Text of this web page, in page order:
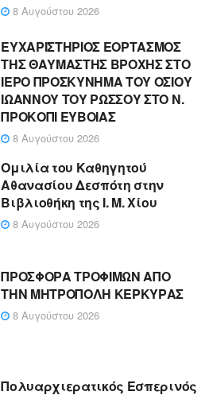
8 Αυγούστου 2026
ΕΥΧΑΡΙΣΤΗΡΙΟΣ ΕΟΡΤΑΣΜΟΣ
ΤΗΣ ΘΑΥΜΑΣΤΗΣ ΒΡΟΧΗΣ ΣΤΟ
ΙΕΡΟ ΠΡΟΣΚΥΝΗΜΑ ΤΟΥ ΟΣΙΟΥ
ΙΩΑΝΝΟΥ ΤΟΥ ΡΩΣΣΟΥ ΣΤΟ Ν.
ΠΡΟΚΟΠΙ ΕΥΒΟΙΑΣ
8 Αυγούστου 2026
Ομιλία του Καθηγητού
Αθανασίου Δεσπότη στην
Βιβλιοθήκη της Ι. Μ. Χίου
8 Αυγούστου 2026
ΠΡΟΣΦΟΡΑ ΤΡΟΦΙΜΩΝ ΑΠΟ
ΤΗΝ ΜΗΤΡΟΠΟΛΗ ΚΕΡΚΥΡΑΣ
8 Αυγούστου 2026
Πολυαρχιερατικός Εσπερινός